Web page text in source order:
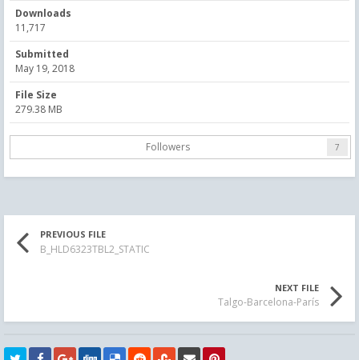
Downloads
11,717
Submitted
May 19, 2018
File Size
279.38 MB
Followers 7
PREVIOUS FILE
B_HLD6323TBL2_STATIC
NEXT FILE
Talgo-Barcelona-París